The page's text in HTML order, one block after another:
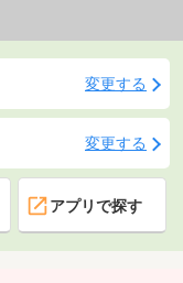
変更する
変更する
アプリで探す